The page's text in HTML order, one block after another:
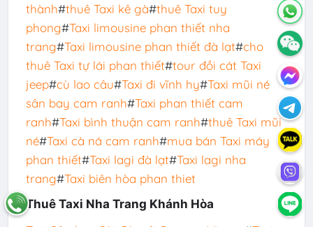
thành#thuê Taxi kê gà#thuê Taxi tuy
phong#Taxi limousine phan thiết nha
trang#Taxi limousine phan thiết đà lạt#cho
thuê Taxi tự lái phan thiết#tour đồi cát Taxi
jeep#cù lao câu#Taxi đi vĩnh hy#Taxi mũi né
sân bay cam ranh#Taxi phan thiết cam
ranh#Taxi bình thuận cam ranh#thuê Taxi mũi
né#Taxi cà ná cam ranh#mua bán Taxi máy
phan thiết#Taxi lagi đà lạt#Taxi lagi nha
trang#Taxi biên hòa phan thiet
Thuê Taxi Nha Trang Khánh Hòa